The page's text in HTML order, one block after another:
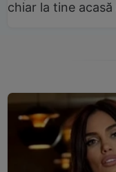
chiar la tine acasă